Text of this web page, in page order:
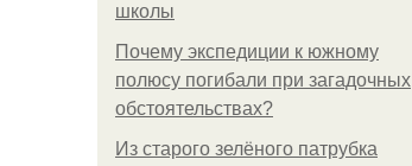
школы
Почему экспедиции к южному
полюсу погибали при загадочных
обстоятельствах?
Из старого зелёного патрубка